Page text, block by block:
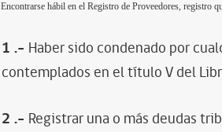
Encontrarse hábil en el Registro de Proveedores, registro
1 .- Haber sido condenado por
contemplados en el título V del
2 .- Registrar una o más deudas